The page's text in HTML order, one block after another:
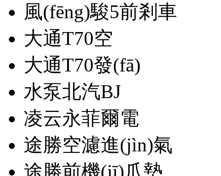
風(fēng)駿5前剎車
大通T70空
大通T70發(fā)
水泵北汽BJ
凌云永菲爾電
途勝空濾進(jìn)氣
途勝前機(jī)爪墊